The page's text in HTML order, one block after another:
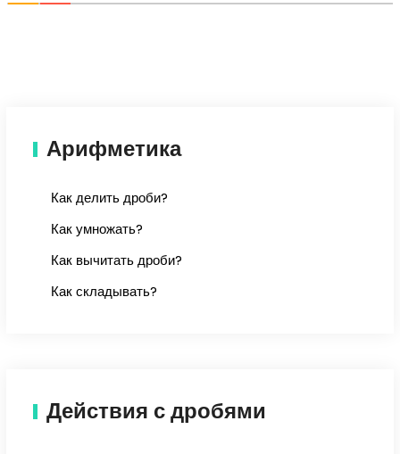
Арифметика
Как делить дроби?
Как умножать?
Как вычитать дроби?
Как складывать?
Действия с дробями